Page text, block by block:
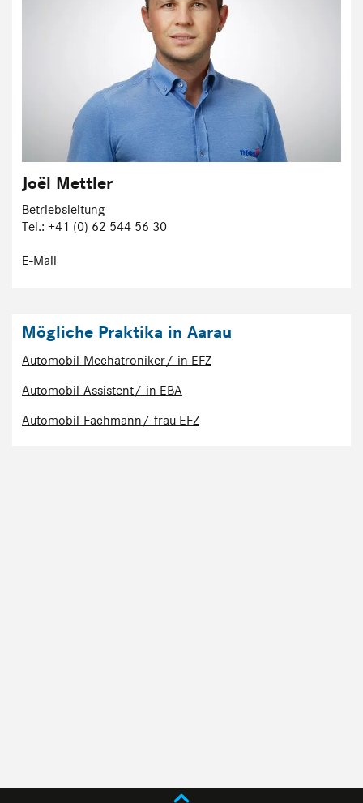
Joël Mettler
Betriebsleitung
Tel.: +41 (0) 62 544 56 30
E-Mail
Mögliche Praktika in Aarau
Automobil-Mechatroniker/-in EFZ
Automobil-Assistent/-in EBA
Automobil-Fachmann/-frau EFZ